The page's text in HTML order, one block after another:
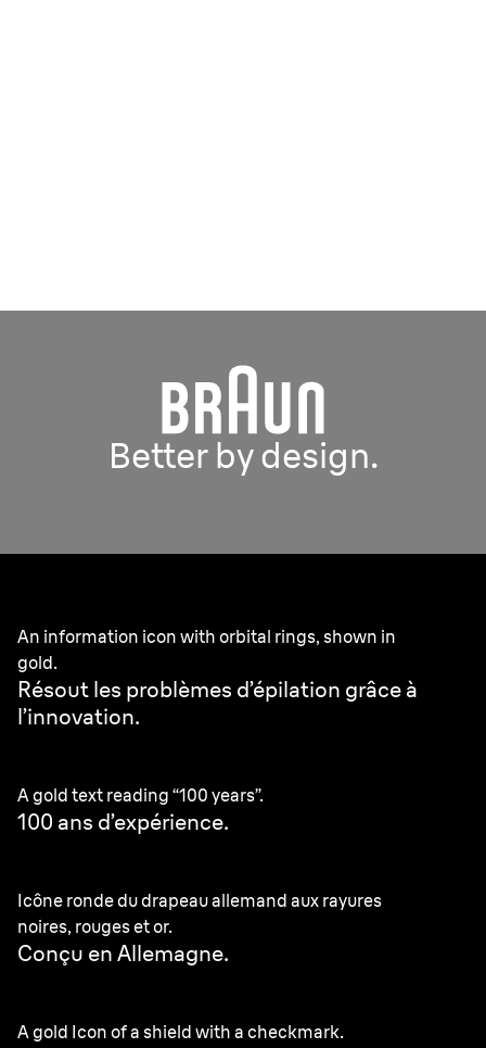
Better by design.
An information icon with orbital rings, shown in
gold.
Résout les problèmes d’épilation grâce à
l’innovation.
A gold text reading “100 years”.
100 ans d’expérience.
Icône ronde du drapeau allemand aux rayures
noires, rouges et or.
Conçu en Allemagne.
A gold Icon of a shield with a checkmark.